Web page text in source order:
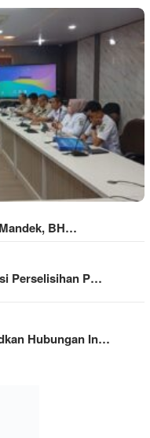
BH…
Perselisihan P…
Hubungan In…